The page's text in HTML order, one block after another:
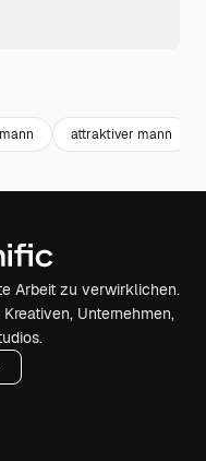
attraktiver mann
Arbeit zu verwirklichen.
Unternehmen,